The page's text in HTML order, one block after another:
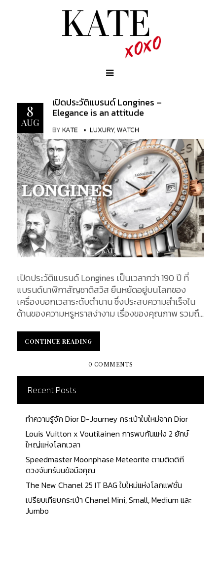
8
AUG
เปิดประวัติแบรนด์ Longines –
Elegance is an attitude
BYKATE LUXURY,WATCH
เปิดประวัติแบรนด์ Longines เป็นเวลากว่า 190 ปี ที่
แบรนด์นาฬิกาสัญชาติสวิส ยืนหยัดอยู่บนโลกของ
เครื่องบอกเวลาระดับตำนาน ซึ่งประสบความสำเร็จใน
ด้านของความหรูหราสง่างาม เรื่องของคุณภาพ รวมถึง
ผู้บุกเบิกด้านกลไกนาฬิกา ในยุคช่วงท้ายศตวรรษที่ 19
เรื่องราวทั้งหมดเริ่มต้นขึ้นเมื่อ 190 ปีก่อน หรือเมื่อปี
ค.ศ. 1832 และ KATEXOXO จะพาคุณกลับไปจุดเริ่มต้น
พร้อม ๆ กัน Early History อุตสาหกรรมการผลิต
นาฬิกาของสวิสดูแตกต่างไปจากเดิมมากในช่วงต้น
ศตวรรษที่ 19 เมื่อเทียบกับในทุกวันนี้ โดยทั่วไปแล้ว
ส่วนประกอบแต่ละชิ้นจะผลิตขึ้นในบ้านของครอบครัวทั่ว
ภูมิภาค Jura อันเป็นเขตหนึ่งของประเทศสวิตเซอร์
แลนด์ โดยแต่ละครอบครัวจะมีความเชี่ยวชาญแต่ละ
ประเภทแต่ละส่วนแตกต่างกันออกไป เมื่อแต่ละชิ้นส่วน
สำเร็จแล้ว ส่วนประกอบเหล่านี้จะถูกรวบรวมโดย
สำนักงานการค้า Raiguel Jeune et Cie comptoirs อัน
เปรียบเสมือนแบรนด์ในปัจจุบัน comptoirs จะทำ
หน้าที่ในการประกอบและจัดจำหน่าย จากนั้น Comptoir
จะแจกจ่ายชิ้นส่วนให้กับช่างนาฬิกาแต่ละรายเพื่อ
ประกอบผลงานในขั้นสุดท้ายที่บ้านของพวกเขาอีกครั้ง
CONTINUE READING
CONTINUE READING
0 COMMENTS
Recent Posts
ทำความรู้จัก Dior D-Journey กระเป๋าใบใหม่จาก Dior
Louis Vuitton x Voutilainen การพบกันแห่ง 2 ยักษ์
ใหญ่แห่งโลกเวลา
Speedmaster Moonphase Meteorite ตามติดดิถี
ดวงจันทร์บนข้อมือคุณ
The New Chanel 25 IT BAG ใบใหม่แห่งโลกแฟชั่น
เปรียบเทียบกระเป๋า Chanel Mini, Small, Medium และ
Jumbo